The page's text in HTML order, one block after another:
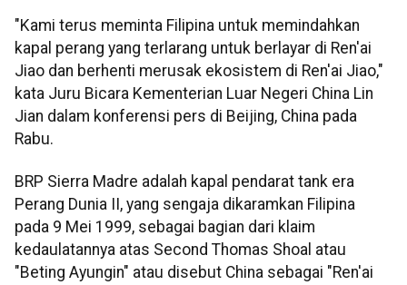
"Kami terus meminta Filipina untuk memindahkan
kapal perang yang terlarang untuk berlayar di Ren'ai
Jiao dan berhenti merusak ekosistem di Ren'ai Jiao,"
kata Juru Bicara Kementerian Luar Negeri China Lin
Jian dalam konferensi pers di Beijing, China pada
Rabu.
BRP Sierra Madre adalah kapal pendarat tank era
Perang Dunia II, yang sengaja dikaramkan Filipina
pada 9 Mei 1999, sebagai bagian dari klaim
kedaulatannya atas Second Thomas Shoal atau
"Beting Ayungin" atau disebut China sebagai "Ren'ai